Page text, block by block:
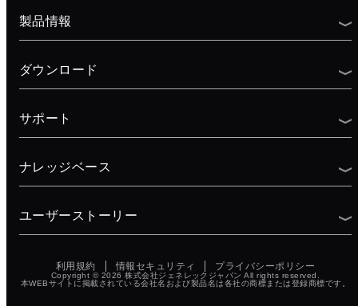
製品情報
ダウンロード
サポート
ナレッジベース
ユーザーストーリー
利用規約 情報セキュリティ プライバシーポリシー
Copyright © 2026株式会社ジェネレックジャパン All rights reserved.
本WEBサイトに掲載されている会社名および製品名は各社の商標または登録商標です。